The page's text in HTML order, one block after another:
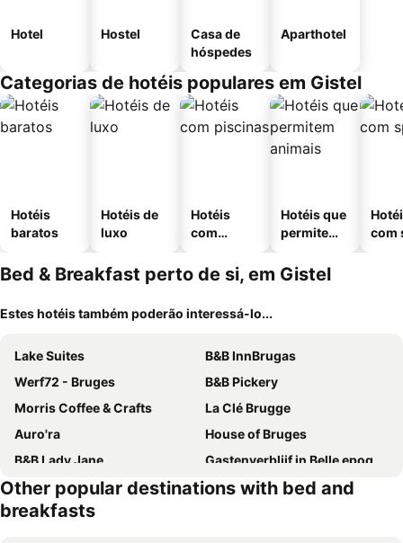
Hotel Hostel
Casa de
hóspedes
Aparthotel
Categorias de hotéis populares em Gistel
Hotéis
baratos
Hotéis de
luxo
Hotéis
com
Hotéis que
permitem
com
Bed & Breakfast perto de si, em Gistel
Estes hotéis também poderão interessá-lo...
Lake Suites
B&B InnBrugas
Werf72 - Bruges
B&B Pickery
Morris Coffee & Crafts
La Clé Brugge
Auro'ra
House of Bruges
B&B Lady Jane
Gastenverblijf in Belle epoque woning
Fine Fleur
B&B The Butchers Wife
B&B Het Colettientje
Other popular destinations with bed and
breakfasts